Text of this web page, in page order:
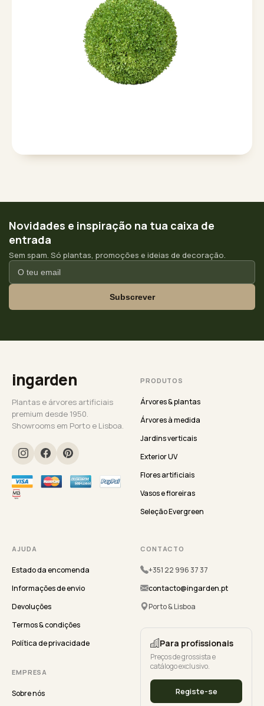
Novidades e inspiração na tua caixa de
entrada
Sem spam. Só plantas, promoções e ideias de decoração.
Subscrever
ingarden
Plantas e árvores artificiais
premium desde 1950.
Showrooms em Porto e Lisboa.
PRODUTOS
Árvores & plantas
Árvores à medida
Jardins verticais
Exterior UV
Flores artificiais
Vasos e floreiras
Seleção Evergreen
AJUDA
Estado da encomenda
Informações de envio
Devoluções
Termos & condições
Política de privacidade
EMPRESA
Sobre nós
CONTACTO
+351 22 996 37 37
contacto@ingarden.pt
Porto & Lisboa
Para profissionais
Preços de grossista e
catálogo exclusivo.
Registe-se